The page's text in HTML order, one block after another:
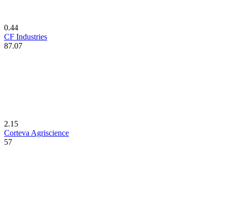
0.44
CF Industries
87.07
2.15
Corteva Agriscience
57